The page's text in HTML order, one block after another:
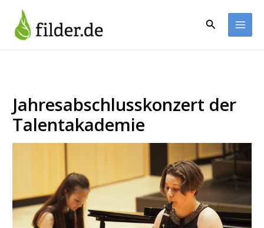
Inhalt
springen
Suchen
Jahresabschlusskonzert der
Talentakademie